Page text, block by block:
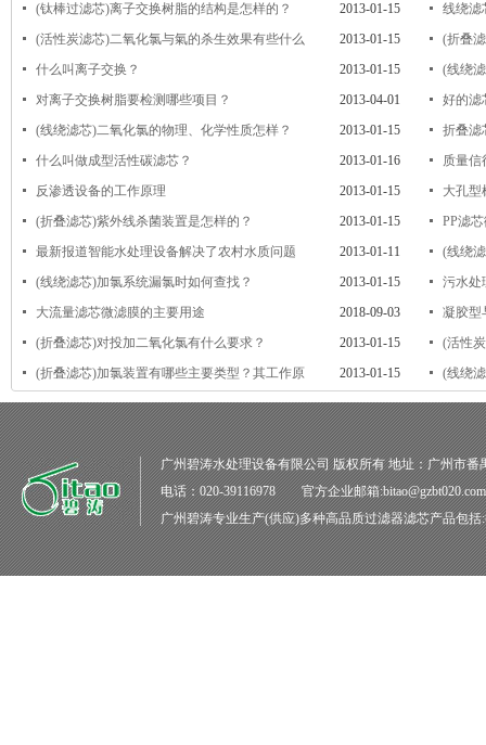
2013-01-15
(钛棒过滤芯)离子交换树脂的结构是怎样的？
线绕滤
2013-01-15
(活性炭滤芯)二氧化氯与氣的杀生效果有些什么
(折叠
2013-01-15
什么叫离子交换？
(线绕
2013-04-01
对离子交换树脂要检测哪些项目？
好的滤
2013-01-15
(线绕滤芯)二氧化氯的物理、化学性质怎样？
折叠滤
2013-01-16
什么叫做成型活性碳滤芯？
质量信
2013-01-15
反渗透设备的工作原理
大孔型
2013-01-15
(折叠滤芯)紫外线杀菌装置是怎样的？
PP滤
2013-01-11
最新报道智能水处理设备解决了农村水质问题
(线绕
2013-01-15
(线绕滤芯)加氯系统漏氯时如何查找？
污水处
2018-09-03
大流量滤芯微滤膜的主要用途
凝胶型
2013-01-15
(折叠滤芯)对投加二氧化氯有什么要求？
(活性
2013-01-15
(折叠滤芯)加氯装置有哪些主要类型？其工作原 (线绕
广州碧涛水处理设备有限公司版权所有 地址：广州市番
电话：020-39116978 官方企业邮箱
广州碧涛专业生产(供应)多种高品质过滤器滤芯产品包括: